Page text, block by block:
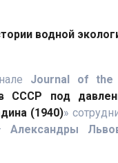
водной
Journal of the
в СССР под
(1940)»
Александры